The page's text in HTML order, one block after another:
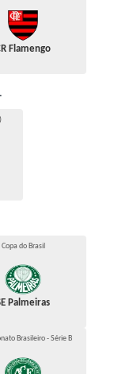
Flamengo
Copa do Brasil
Palmeiras
Brasileiro - Série B